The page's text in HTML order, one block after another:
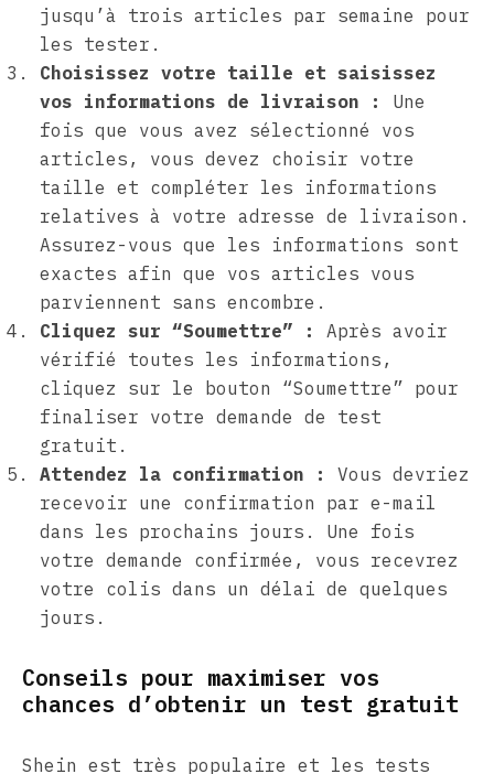
jusqu’à trois articles par semaine pour
les tester.
Choisissez votre taille et saisissez
vos informations de livraison :
Une
fois que vous avez sélectionné vos
articles, vous devez choisir votre
taille et compléter les informations
relatives à votre adresse de livraison.
Assurez-vous que les informations sont
exactes afin que vos articles vous
parviennent sans encombre.
Cliquez sur “Soumettre” :
Après avoir
vérifié toutes les informations,
cliquez sur le bouton “Soumettre” pour
finaliser votre demande de test
gratuit.
Attendez la confirmation :
Vous devriez
recevoir une confirmation par e-mail
dans les prochains jours. Une fois
votre demande confirmée, vous recevrez
votre colis dans un délai de quelques
jours.
Conseils pour maximiser vos
chances d’obtenir un test gratuit
Shein est très populaire et les tests